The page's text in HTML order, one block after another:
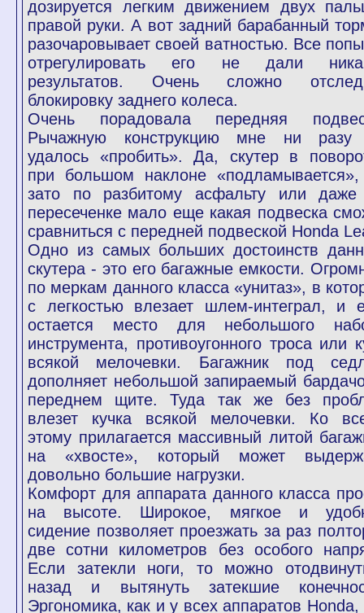
дозируется легким движением двух
правой руки. А вот задний барабанный
разочаровывает своей ватностью. Все
отрегулировать его не дали
результатов. Очень сложно
блокировку заднего колеса.
Очень порадовала передняя
Рычажную конструкцию мне ни разу
удалось «пробить». Да, скутер в
при большом наклоне
зато по разбитому асфальту или
пересеченке мало еще какая подвеска
сравниться с передней подвеской Honda
Одно из самых больших достоинств
скутера - это его багажные емкости.
по меркам данного класса «унитаз», в
с легкостью влезает шлем-интеграл, и
остается место для небольшого
инструмента, противоугонного троса или
всякой мелочевки. Багажник под
дополняет небольшой запираемый
переднем щите. Туда так же без
влезет кучка всякой мелочевки. Ко
этому прилагается массивный литой
на «хвосте», который может
довольно большие нагрузки.
Комфорт для аппарата данного класса
на высоте. Широкое, мягкое и
сидение позволяет проезжать за раз
две сотни километров без особого
Если затекли ноги, то можно
назад и вытянуть затекшие
Эргономика, как и у всех аппаратов Honda,